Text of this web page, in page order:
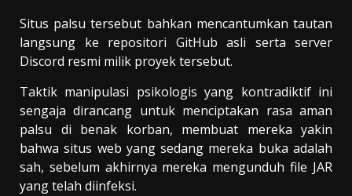
Situs palsu tersebut bahkan mencantumkan tautan
langsung ke repositori GitHub asli serta server
Discord resmi milik proyek tersebut.
Taktik manipulasi psikologis yang kontradiktif ini
sengaja dirancang untuk menciptakan rasa aman
palsu di benak korban, membuat mereka yakin
bahwa situs web yang sedang mereka buka adalah
sah, sebelum akhirnya mereka mengunduh file JAR
yang telah diinfeksi.